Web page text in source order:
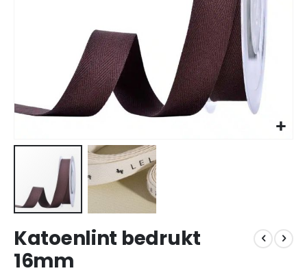
naar
het
begin
Katoenlint bedrukt
16mm